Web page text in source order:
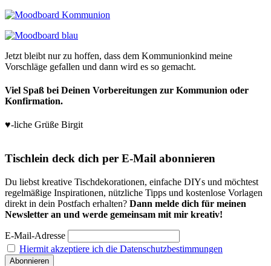
Jetzt bleibt nur zu hoffen, dass dem Kommunionkind meine
Vorschläge gefallen und dann wird es so gemacht.
Viel Spaß bei Deinen Vorbereitungen zur Kommunion oder
Konfirmation.
♥-liche Grüße Birgit
Tischlein deck dich per E-Mail abonnieren
Du liebst kreative Tischdekorationen, einfache DIYs und möchtest
regelmäßige Inspirationen, nützliche Tipps und kostenlose Vorlagen
direkt in dein Postfach erhalten? Dann melde dich für meinen
Newsletter an und werde gemeinsam mit mir kreativ!
E-Mail-Adresse
Hiermit akzeptiere ich die Datenschutzbestimmungen